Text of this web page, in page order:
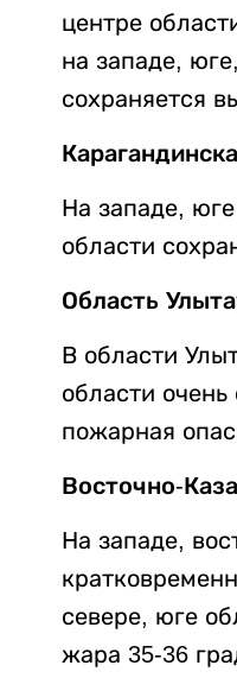
центре
на западе,
сохраняется
На западе,
области
Область
В области
области
пожарная
Восточно-
На западе,
севере, юге
жара 35-36